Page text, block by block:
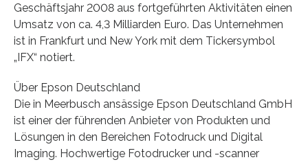
Geschäftsjahr 2008 aus fortgeführten Aktivitäten einen
Umsatz von ca. 4,3 Milliarden Euro. Das Unternehmen
ist in Frankfurt und New York mit dem Tickersymbol
„IFX“ notiert.
Über Epson Deutschland
Die in Meerbusch ansässige Epson Deutschland GmbH
ist einer der führenden Anbieter von Produkten und
Lösungen in den Bereichen Fotodruck und Digital
Imaging. Hochwertige Fotodrucker und -scanner